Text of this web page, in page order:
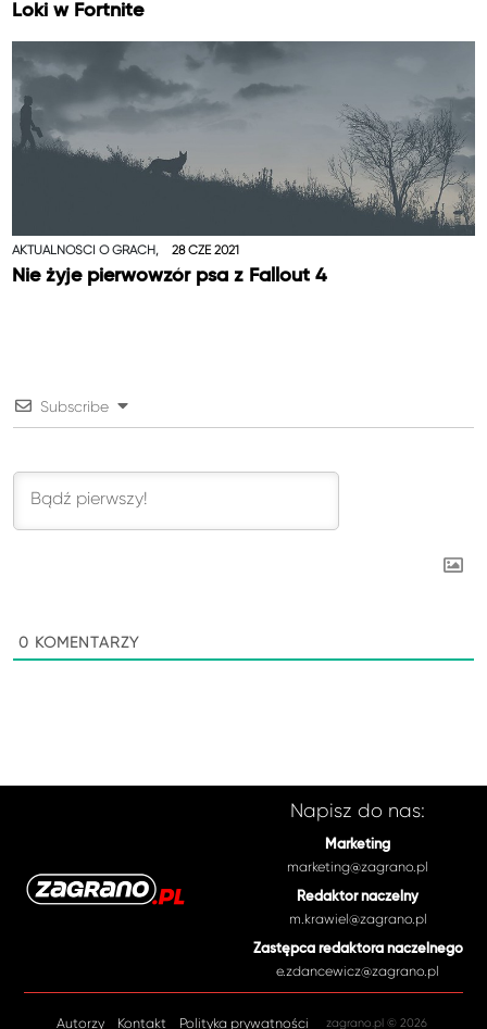
Loki w Fortnite
AKTUALNOŚCI O GRACH, 28 CZE 2021
Nie żyje pierwowzór psa z Fallout 4
Subscribe
0 KOMENTARZY
Napisz do nas:
Marketing
marketing@zagrano.pl
Redaktor naczelny
m.krawiel@zagrano.pl
Zastępca redaktora naczelnego
e.zdancewicz@zagrano.pl
Autorzy Kontakt Polityka prywatności zagrano.pl © 2026